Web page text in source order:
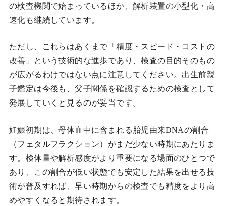
の検査機関で始まっているほか、解析装置の小型化・高
速化も継続しています。
ただし、これらはあくまで「精度・スピード・コストの
改善」という技術的な進歩であり、検査の目的そのもの
が広がるわけではない点に注意してください。出生前親
子鑑定は今後も、父子関係を確認するための検査として
発展していくと見るのが妥当です。
妊娠初期は、母体血中に含まれる胎児由来DNAの割合
（フェタルフラクション）がまだ少ない時期にあたりま
す。検体量や解析感度がより重要になる場面のひとつで
あり、この割合が低い状態でも安定した結果を出せる技
術が普及すれば、早い時期からの検査でも精度をより高
めやすくなると期待されます。